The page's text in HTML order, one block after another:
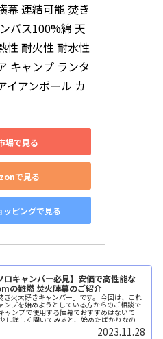
幕 連結可能 焚き
バス100%綿 天
性 耐火性 耐水性
キャンプ ランタ
イアンポール カ
場で見る
で見る
ピングで見る
ロキャンパー必見】安価で高性能な
の難燃 焚火陣幕のご紹介
き火大好きキャンパー」です。 今回は、これ
ンプを始めようとしている方からのご相談で
ャンプで使用する陣幕でおすすめはないです
し詳しく聞いてみると、始めたばかりなの
2023.11.28